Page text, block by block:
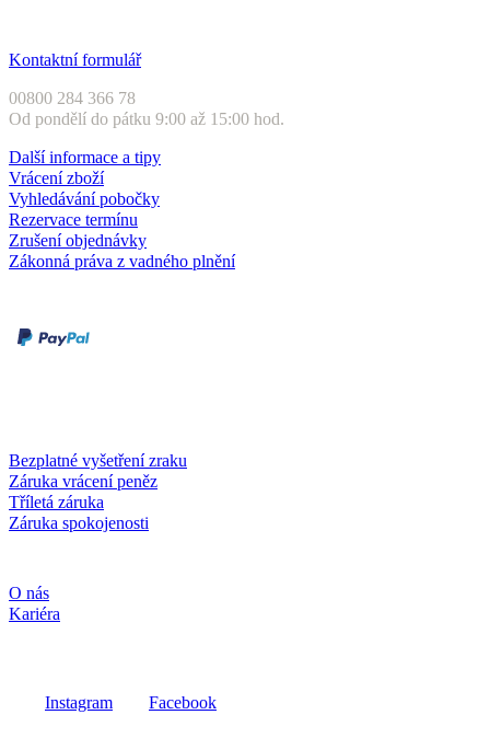
Kontaktní formulář
00800 284 366 78
Od pondělí do pátku 9:00 až 15:00 hod.
Další informace a tipy
Vrácení zboží
Vyhledávání pobočky
Rezervace termínu
Zrušení objednávky
Zákonná práva z vadného plnění
Bezplatné vyšetření zraku
Záruka vrácení peněz
Tříletá záruka
Záruka spokojenosti
O nás
Kariéra
Instagram Facebook